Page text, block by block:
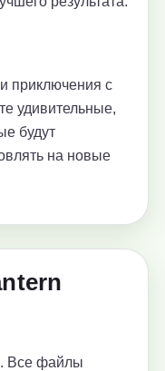
приключения с
удивительные,
будут
на новые
Все файлы